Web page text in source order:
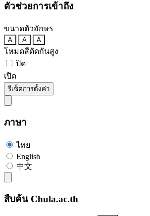
ตัวช่วยการเข้าถึง
ขนาดตัวอักษร
A A A
โหมดสีตัดกันสูง
ปิด
เปิด
รีเซ็ตการตั้งค่า
ภาษา
ไทย
English
中文
สืบค้น Chula.ac.th